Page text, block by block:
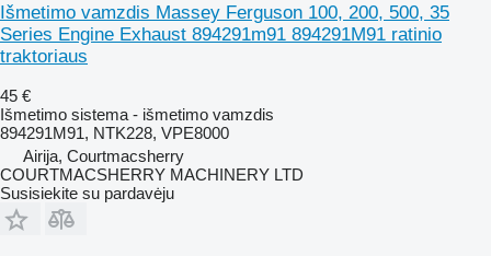
Išmetimo vamzdis Massey Ferguson 100, 200, 500, 35
Series Engine Exhaust 894291m91 894291M91 ratinio
traktoriaus
45 €
Išmetimo sistema - išmetimo vamzdis
894291M91, NTK228, VPE8000
Airija, Courtmacsherry
COURTMACSHERRY MACHINERY LTD
Susisiekite su pardavėju